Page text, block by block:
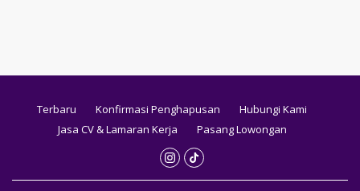
Terbaru Konfirmasi Penghapusan
Hubungi Kami
Jasa CV & Lamaran Kerja
Pasang Lowongan